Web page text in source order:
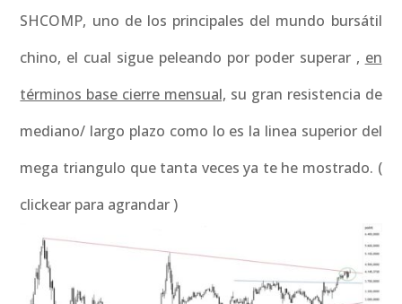
SHCOMP, uno de los principales del mundo bursátil
chino, el cual sigue peleando por poder superar , en
términos base cierre mensual, su gran resistencia de
mediano/ largo plazo como lo es la linea superior del
mega triangulo que tanta veces ya te he mostrado. (
clickear para agrandar )